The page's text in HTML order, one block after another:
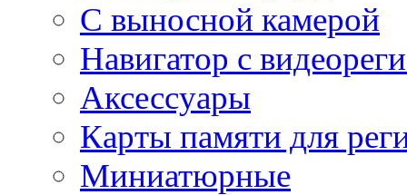
С выносной камерой
Навигатор с
Аксессуары
Карты памяти для
Миниатюрные